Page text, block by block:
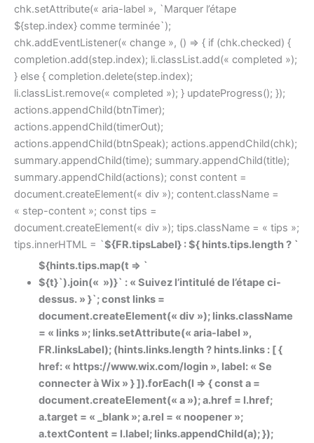
chk.setAttribute(« aria-label », `Marquer l’étape
${step.index} comme terminée`);
chk.addEventListener(« change », () => { if (chk.checked) {
completion.add(step.index); li.classList.add(« completed »);
} else { completion.delete(step.index);
li.classList.remove(« completed »); } updateProgress(); });
actions.appendChild(btnTimer);
actions.appendChild(timerOut);
actions.appendChild(btnSpeak); actions.appendChild(chk);
summary.appendChild(time); summary.appendChild(title);
summary.appendChild(actions); const content =
document.createElement(« div »); content.className =
« step-content »; const tips =
document.createElement(« div »); tips.className = « tips »;
tips.innerHTML = `${FR.tipsLabel} : ${ hints.tips.length ? `
${hints.tips.map(t => `
${t}`).join(« »)}` : « Suivez l’intitulé de l’étape ci-
dessus. » }`; const links =
document.createElement(« div »); links.className
= « links »; links.setAttribute(« aria-label »,
FR.linksLabel); (hints.links.length ? hints.links : [ {
href: « https://www.wix.com/login », label: « Se
connecter à Wix » } ]).forEach(l => { const a =
document.createElement(« a »); a.href = l.href;
a.target = « _blank »; a.rel = « noopener »;
a.textContent = l.label; links.appendChild(a); });